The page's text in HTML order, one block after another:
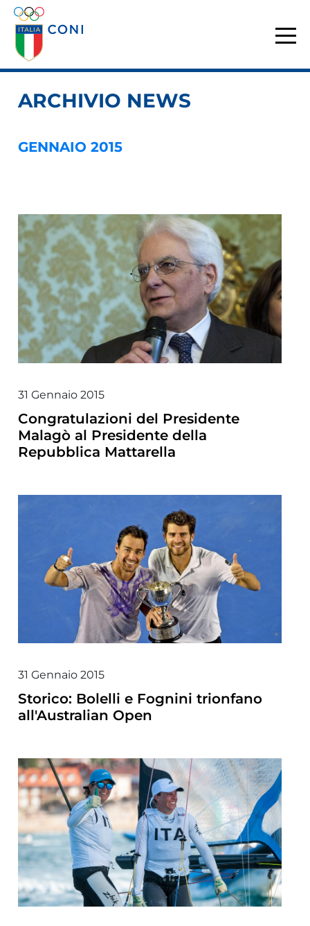
ARCHIVIO NEWS
GENNAIO 2015
31 Gennaio 2015
Congratulazioni del Presidente
Malagò al Presidente della
Repubblica Mattarella
31 Gennaio 2015
Storico: Bolelli e Fognini trionfano
all'Australian Open